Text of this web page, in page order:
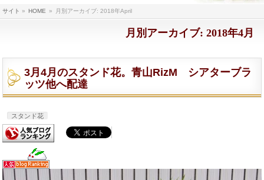
サイト » HOME » 月別アーカイブ: 2018年April
月別アーカイブ: 2018年4月
3月4月のスタンド花。青山RizM シアターブラ
ッツ他へ配達
スタンド花